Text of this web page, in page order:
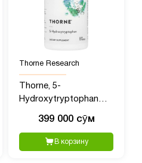
Thorne Research
Thorne, 5-
Hydroxytryptophan
399 000 сӯм
В корзину